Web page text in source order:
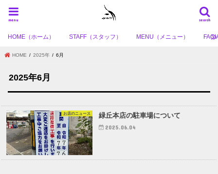
search
menu
HOME（ホーム） STAFF（スタッフ） MENU（メニュー）
HOME 2025年 6月
2025年6月
お店のニュース 緑丘本店の駐車場について
2025.06.04